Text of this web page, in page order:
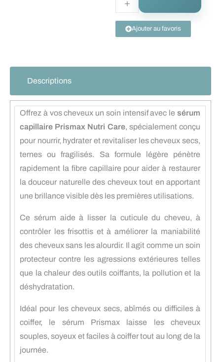
Ajouter au favoris
Descriptions
Offrez à vos cheveux un soin intensif avec le sérum
capillaire Prismax Nutri Care, spécialement conçu
pour nourrir, hydrater et revitaliser les cheveux secs,
ternes ou fragilisés. Sa formule légère pénètre
rapidement la fibre capillaire pour aider à restaurer
la douceur naturelle des cheveux tout en apportant
une brillance visible dès les premières utilisations.
Ce sérum aide à lisser la cuticule du cheveu, à
contrôler les frisottis et à améliorer la maniabilité
des cheveux sans les alourdir. Il agit comme un soin
protecteur contre les agressions extérieures telles
que la chaleur des outils coiffants, la pollution et la
déshydratation.
Idéal pour les cheveux secs, abîmés ou difficiles à
coiffer, le sérum Prismax laisse les cheveux
souples, soyeux et faciles à coiffer tout au long de la
journée.